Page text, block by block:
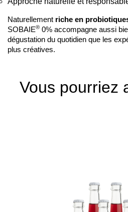
Naturellement riche en
SOBAIE® 0% accompagne aussi
dégustation du quotidien que les
plus créatives.
Vous pourriez